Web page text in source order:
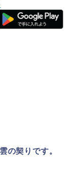
の契りです。